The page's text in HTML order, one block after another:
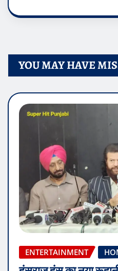
YOU MAY HAVE
ENTERTAINMENT